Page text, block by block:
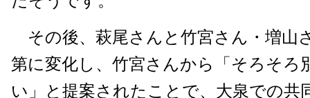
その後、萩尾さんと竹宮さん・増山
第に変化し、竹宮さんから「そろそろ
い」と提案されたことで、大泉での共